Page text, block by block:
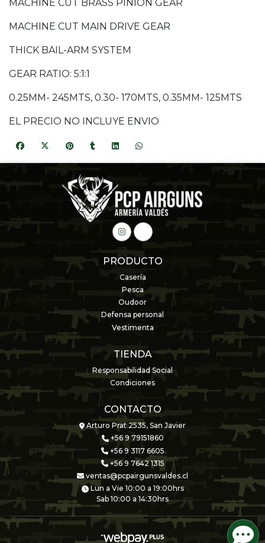
MACHINE CUT BRASS PINION GEAR
MACHINE CUT MAIN DRIVE GEAR
THICK BAIL-ARM SYSTEM
GEAR RATIO: 5:1:1
0.25MM- 245MTS, 0.30- 170MTS, 0.35MM- 125MTS
EL PRECIO NO INCLUYE ENVIO
PRODUCTO
Casería
Pesca
Oudoor
Defensa personal
Vestimenta
TIENDA
Responsabilidad Social
Condiciones
CONTACTO
Arturo Prat 2535, San Javier
+56 9 79151860
+56 9 3117 6605
+56 9 7642 1315
ventas@pcpairgunsvaldes.cl
Lun a Vie 10:00 a 19:00hrs
Sab 10:00 a 14:30hrs